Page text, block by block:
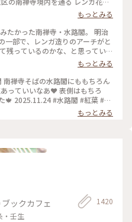
琶湖疏水事業の一環として 田辺
ロなアーチがとても雰囲気があ
ら見た写真です😊 帰りは水路横
いました👣 #南禅寺水路閣 #京都
もっとみる
たかった南禅寺・水路閣。 明治
一部で、レンガ造りのアーチがと
残っているのかな、と思っていた
が出来て、琵琶湖の水が京都に流
ことも出来ます。けっこう感動で
#水路閣#琵琶湖疏水
もっとみる
禅寺そばの水路閣にももちろん
っていいなあ❤️ 表側はもちろ
#水路閣 #紅葉 #紅
の装い
もっとみる
ックカフェ
・壬生
1420